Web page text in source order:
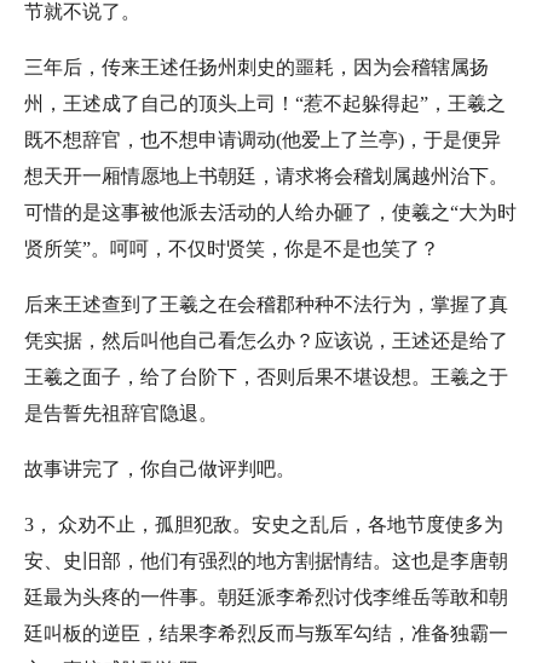
节就不说了。
三年后，传来王述任扬州刺史的噩耗，因为会稽辖属扬
州，王述成了自己的顶头上司！“惹不起躲得起”，王羲之
既不想辞官，也不想申请调动(他爱上了兰亭)，于是便异
想天开一厢情愿地上书朝廷，请求将会稽划属越州治下。
可惜的是这事被他派去活动的人给办砸了，使羲之“大为时
贤所笑”。呵呵，不仅时贤笑，你是不是也笑了？
后来王述查到了王羲之在会稽郡种种不法行为，掌握了真
凭实据，然后叫他自己看怎么办？应该说，王述还是给了
王羲之面子，给了台阶下，否则后果不堪设想。王羲之于
是告誓先祖辞官隐退。
故事讲完了，你自己做评判吧。
3， 众劝不止，孤胆犯敌。安史之乱后，各地节度使多为
安、史旧部，他们有强烈的地方割据情结。这也是李唐朝
廷最为头疼的一件事。朝廷派李希烈讨伐李维岳等敢和朝
廷叫板的逆臣，结果李希烈反而与叛军勾结，准备独霸一